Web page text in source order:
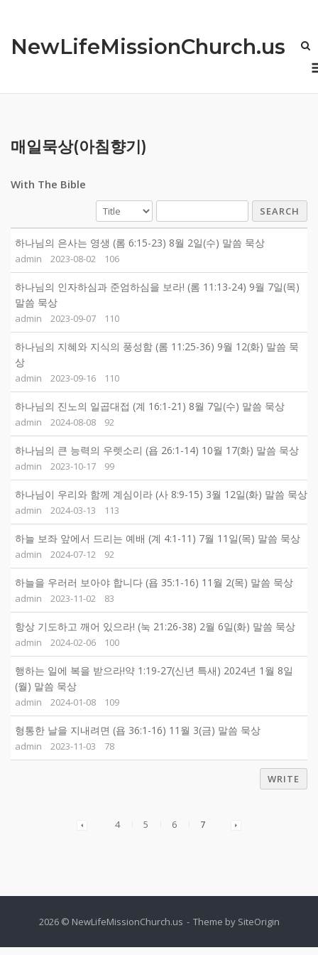
content
NewLifeMissionChurch.us
매일묵상(아침향기)
With The Bible
SEARCH
하나님의 은사는 영생 (롬 6:15-23) 8월 2일(수) 말씀 묵상
admin 2023-08-02 106
하나님의 인자하심과 준엄하심을 보라! (롬 11:13-24) 9월 7일(목)
말씀 묵상
admin 2023-09-07 110
하나님의 지혜와 지식의 풍성함 (롬 11:25-36) 9월 12(화) 말씀 묵
상
admin 2023-09-16 110
하나님의 진노의 일곱대접 (계 16:1-21) 8월 7일(수) 말씀 묵상
admin 2024-08-08 92
하나님의 큰 능력의 우렛소리 (욥 26:1-14) 10월 17(화) 말씀 묵상
admin 2023-10-17 99
하나님이 우리와 함께 계심이라 (사 8:9-15) 3월 12일(화) 말씀 묵상
admin 2024-03-13 113
하늘 보좌 앞에서 드리는 예배 (계 4:1-11) 7월 11일(목) 말씀 묵상
admin 2024-07-12 92
하늘을 우러러 보아야 합니다 (욥 35:1-16) 11월 2(목) 말씀 묵상
admin 2023-11-02 83
항상 기도하고 깨어 있으라! (눅 21:26-38) 2월 6일(화) 말씀 묵상
admin 2024-02-06 100
행하는 일에 복을 받으라!약 1:19-27(신년 특새) 2024년 1월 8일
(월) 말씀 묵상
admin 2024-01-08 109
형통한 날을 지내려면 (욥 36:1-16) 11월 3(금) 말씀 묵상
admin 2023-11-03 78
WRITE
4 5 6 7
2026 © NewLifeMissionChurch.us Theme by SiteOrigin